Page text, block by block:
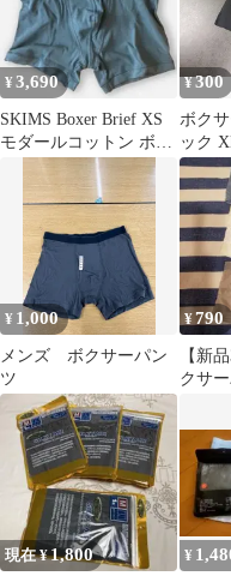
¥3,690
SKIMS Boxer Brief XS
モダールコットン ボク
サー スキムス
¥300
ボク
ック
¥ 1,000
メンズ ボクサーパン
ツ
¥790
【新
クサ
現在 ¥1,800 ¥